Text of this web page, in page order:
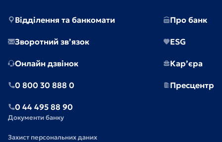
Відділення та банкомати
Зворотний зв’язок
Онлайн дзвінок
0 800 30 888 0
0 44 495 88 90
Про банк
ESG
Кар’єра
Пресцентр
Документи банку
Захист персональних даних